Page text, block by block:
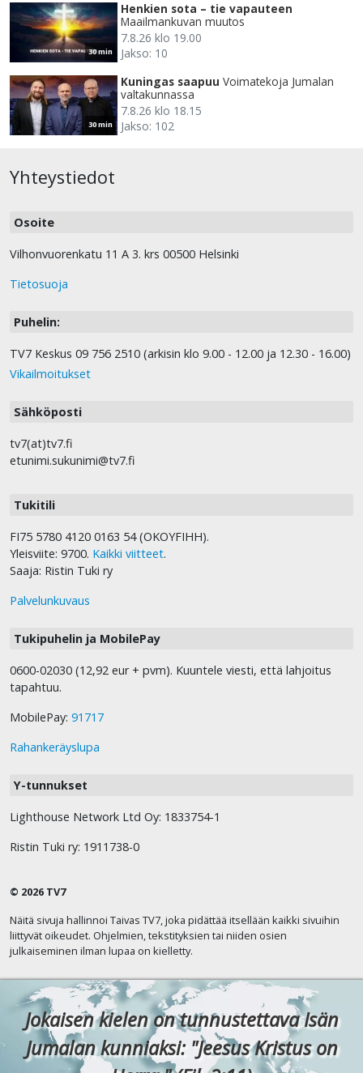
30 min
Henkien sota – tie vapauteen
Maailmankuvan muutos
7.8.26 klo 19.00
Jakso: 10
30 min
Kuningas saapuu Voimatekoja Jumalan
valtakunnassa
7.8.26 klo 18.15
Jakso: 102
Yhteystiedot
Osoite
Vilhonvuorenkatu 11 A 3. krs 00500 Helsinki
Tietosuoja
Puhelin:
TV7 Keskus 09 756 2510 (arkisin klo 9.00 - 12.00 ja 12.30 - 16.00)
Vikailmoitukset
Sähköposti
tv7(at)tv7.fi
etunimi.sukunimi@tv7.fi
Tukitili
FI75 5780 4120 0163 54 (OKOYFIHH).
Yleisviite: 9700. Kaikki viitteet.
Saaja: Ristin Tuki ry
Palvelunkuvaus
Tukipuhelin ja MobilePay
0600-02030 (12,92 eur + pvm). Kuuntele viesti, että lahjoitus
tapahtuu.
MobilePay: 91717
Rahankeräyslupa
Y-tunnukset
Lighthouse Network Ltd Oy: 1833754-1
Ristin Tuki ry: 1911738-0
© 2026 TV7
Näitä sivuja hallinnoi Taivas TV7, joka pidättää itsellään kaikki sivuihin
liittyvät oikeudet. Ohjelmien, tekstityksien tai niiden osien
julkaiseminen ilman lupaa on kielletty.
Jokaisen kielen on tunnustettava Isän
Jumalan kunniaksi: "Jeesus Kristus on